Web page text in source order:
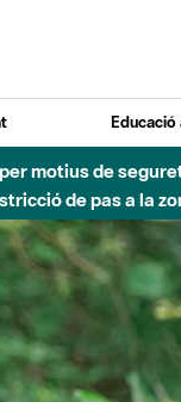
Educació
motius de
de pas a la